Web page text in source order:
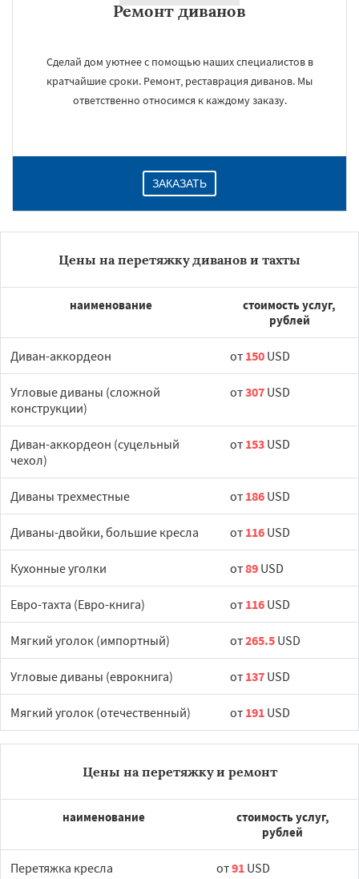
Ремонт диванов
Сделай дом уютнее с помощью наших специалистов в
кратчайшие сроки. Ремонт, реставрация диванов. Мы
ответственно относимся к каждому заказу.
ЗАКАЗАТЬ
Цены на перетяжку диванов и тахты
наименование
стоимость услуг,
рублей
Диван-аккордеон от 150 USD
Угловые диваны (сложной
конструкции)
от307 USD
Диван-аккордеон (суцельный
чехол)
от 153 USD
Диваны трехместные от 186 USD
Диваны-двойки, большие кресла от 116 USD
Кухонные уголки от89 USD
Евро-тахта (Евро-книга) от 116 USD
Мягкий уголок (импортный) от265.5 USD
Угловые диваны (еврокнига) от 137 USD
Мягкий уголок (отечественный) от 191 USD
Цены на перетяжку и ремонт
наименование
стоимость услуг,
рублей
Перетяжка кресла от91 USD